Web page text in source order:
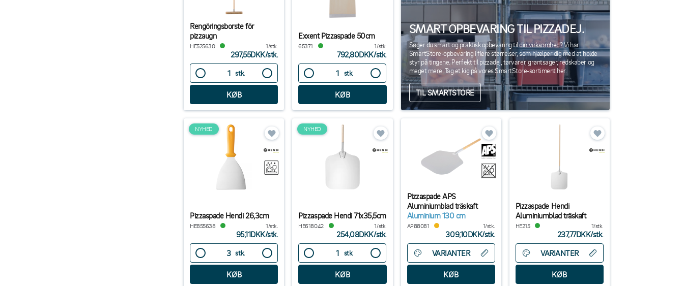
Rengöringsborste för
pizzaugn
HE525630 1/stk.
297,55DKK/stk.
stk.
Exxent Pizzaspade 50cm
65371 1/stk.
792,80DKK/stk.
stk.
SMART OPBEVARING TIL PIZZADEJ.
Søger du smart og praktisk opbevaring til din virksomhed? Vi har
SmartStore-opbevaring i flere størrelser, som hjælper dig med at holde
styr på tingene. Perfekt til pizzadej, tørvarer, grøntsager, redskaber og
meget mere. Tag et kig på vores SmartStore-sortiment her.
TIL SMARTSTORE
NYHED
Pizzaspade Hendi 26,3cm
HE855638 1/stk.
95,11DKK/stk.
stk.
NYHED
Pizzaspade Hendi 71x35,5cm
HE618042 1/stk.
254,08DKK/stk.
stk.
Pizzaspade APS
Aluminiumblad träskaft
Aluminium 130 cm
AP88081 1/stk.
309,10DKK/stk.
VARIANTER
Pizzaspade Hendi
Aluminiumblad träskaft
HE215 1/stk.
237,77DKK/stk.
VARIANTER